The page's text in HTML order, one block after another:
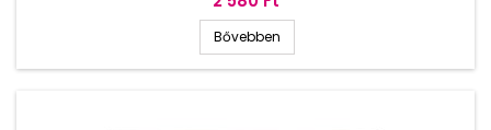
Bővebben